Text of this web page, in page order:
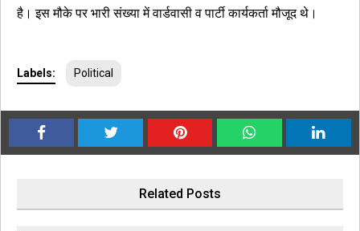
है। इस मौके पर भारी संख्या में वार्डवासी व पार्टी कार्यकर्ता मौजूद थे।
Labels: Political
Related Posts